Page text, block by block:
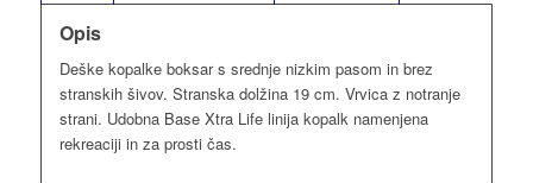
Opis
Deške kopalke boksar s srednje nizkim pasom in brez
stranskih šivov. Stranska dolžina 19 cm. Vrvica z notranje
strani. Udobna Base Xtra Life linija kopalk namenjena
rekreaciji in za prosti čas.